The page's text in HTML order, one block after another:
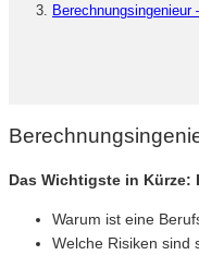
Berechnungsingenieur
Das Wichtigste in
Warum ist eine
Welche Risiken sind